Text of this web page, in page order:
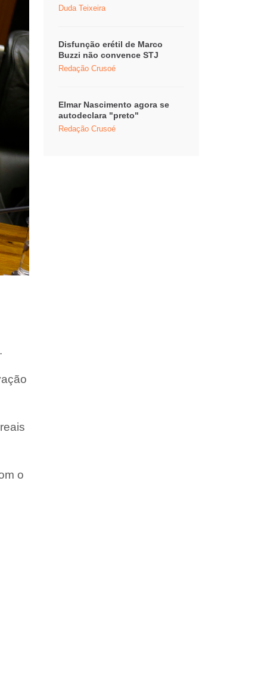
o
Duda Teixeira
Disfunção erétil de Marco
Buzzi não convence STJ
Redação Crusoé
Elmar Nascimento agora se
autodeclara "preto"
Redação Crusoé